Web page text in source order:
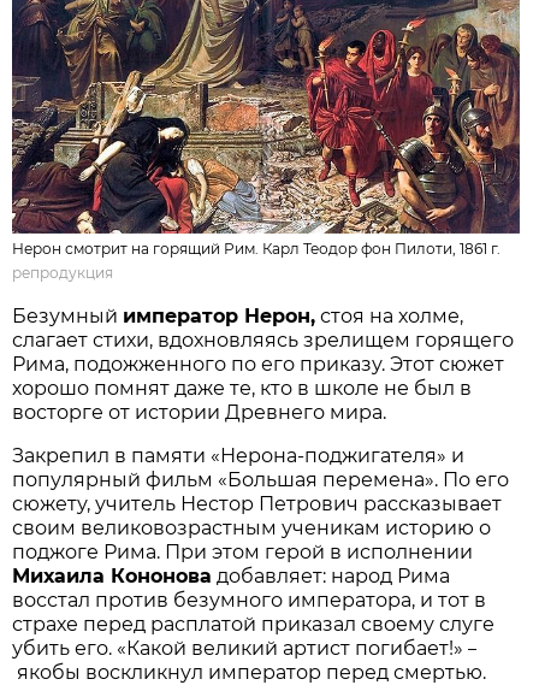
Нерон смотрит на горящий Рим. Карл Теодор фон Пилоти, 1861 г.
репродукция
Безумный император Нерон, стоя на холме,
слагает стихи, вдохновляясь зрелищем горящего
Рима, подожженного по его приказу. Этот сюжет
хорошо помнят даже те, кто в школе не был в
восторге от истории Древнего мира.
Закрепил в памяти «Нерона-поджигателя» и
популярный фильм «Большая перемена». По его
сюжету, учитель Нестор Петрович рассказывает
своим великовозрастным ученикам историю о
поджоге Рима. При этом герой в исполнении
Михаила Кононова добавляет: народ Рима
восстал против безумного императора, и тот в
страхе перед расплатой приказал своему слуге
убить его. «Какой великий артист погибает!»–
якобы воскликнул император перед смертью.